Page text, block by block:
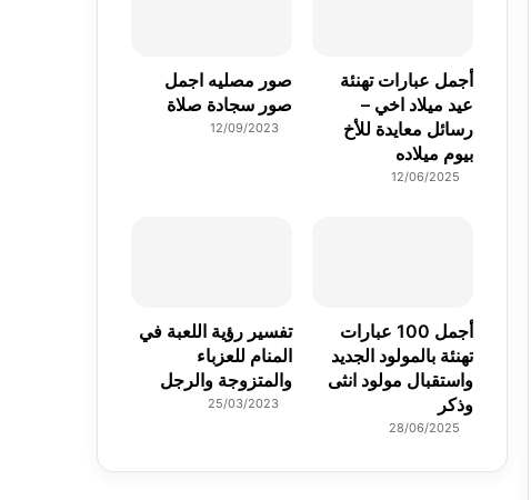
أجمل عبارات تهنئة
عيد ميلاد اخي –
رسائل معايدة للأخ
بيوم ميلاده
12/06/2025
صور مصليه اجمل
صور سجادة صلاة
12/09/2023
أجمل 100 عبارات
تهنئة بالمولود الجديد
واستقبال مولود انثى
وذكر
28/06/2025
تفسير رؤية اللعبة في
المنام للعزباء
والمتزوجة والرجل
25/03/2023